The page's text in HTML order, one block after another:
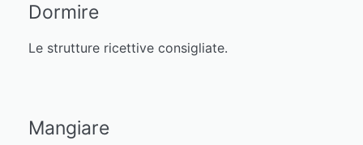
Dormire
Le strutture ricettive consigliate.
Mangiare